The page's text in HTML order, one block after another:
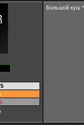
Большой куш